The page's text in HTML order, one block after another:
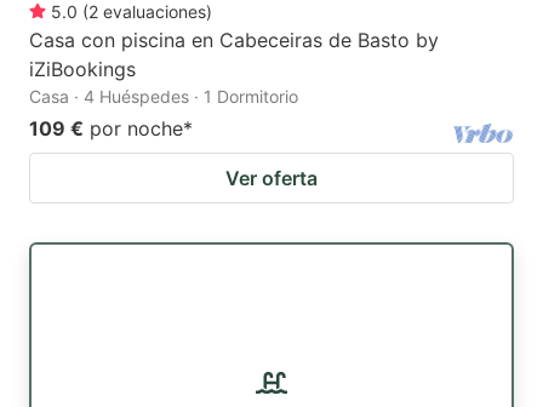
5.0 (2 evaluaciones)
Casa con piscina en Cabeceiras de Basto by
iZiBookings
Casa · 4 Huéspedes · 1 Dormitorio
109 € por noche*
Ver oferta